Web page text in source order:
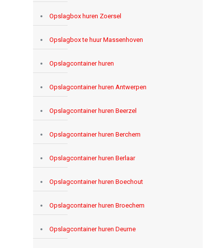
Opslagbox huren Zoersel
Opslagbox te huur Massenhoven
Opslagcontainer huren
Opslagcontainer huren Antwerpen
Opslagcontainer huren Beerzel
Opslagcontainer huren Berchem
Opslagcontainer huren Berlaar
Opslagcontainer huren Boechout
Opslagcontainer huren Broechem
Opslagcontainer huren Deurne